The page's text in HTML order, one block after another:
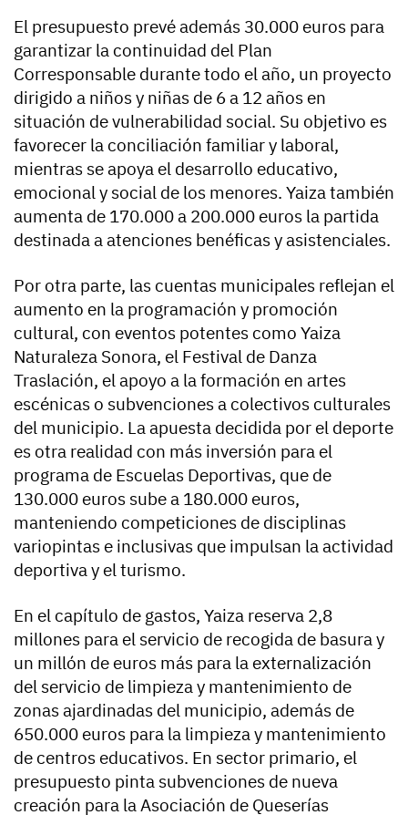
El presupuesto prevé además 30.000 euros para
garantizar la continuidad del Plan
Corresponsable durante todo el año, un proyecto
dirigido a niños y niñas de 6 a 12 años en
situación de vulnerabilidad social. Su objetivo es
favorecer la conciliación familiar y laboral,
mientras se apoya el desarrollo educativo,
emocional y social de los menores. Yaiza también
aumenta de 170.000 a 200.000 euros la partida
destinada a atenciones benéficas y asistenciales.
Por otra parte, las cuentas municipales reflejan el
aumento en la programación y promoción
cultural, con eventos potentes como Yaiza
Naturaleza Sonora, el Festival de Danza
Traslación, el apoyo a la formación en artes
escénicas o subvenciones a colectivos culturales
del municipio. La apuesta decidida por el deporte
es otra realidad con más inversión para el
programa de Escuelas Deportivas, que de
130.000 euros sube a 180.000 euros,
manteniendo competiciones de disciplinas
variopintas e inclusivas que impulsan la actividad
deportiva y el turismo.
En el capítulo de gastos, Yaiza reserva 2,8
millones para el servicio de recogida de basura y
un millón de euros más para la externalización
del servicio de limpieza y mantenimiento de
zonas ajardinadas del municipio, además de
650.000 euros para la limpieza y mantenimiento
de centros educativos. En sector primario, el
presupuesto pinta subvenciones de nueva
creación para la Asociación de Queserías